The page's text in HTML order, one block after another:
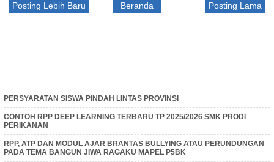
Posting Lebih Baru Posting Lama
Beranda
PERSYARATAN SISWA PINDAH LINTAS PROVINSI
CONTOH RPP DEEP LEARNING TERBARU TP 2025/2026 SMK PRODI
PERIKANAN
RPP, ATP DAN MODUL AJAR BRANTAS BULLYING ATAU PERUNDUNGAN
PADA TEMA BANGUN JIWA RAGAKU MAPEL P5BK